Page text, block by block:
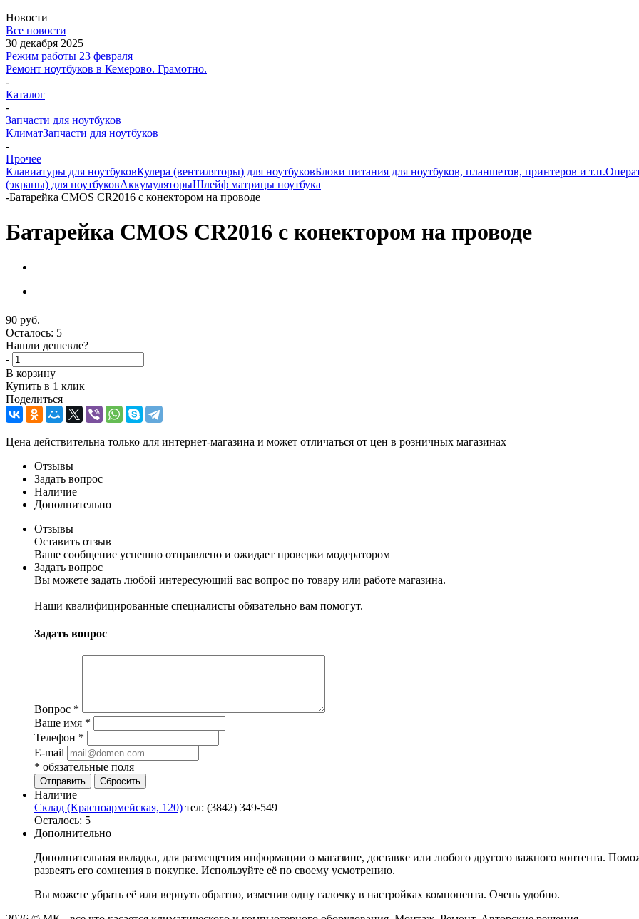
Новости
Все новости
30 декабря 2025
Режим работы 23 февраля
Ремонт ноутбуков в Кемерово. Грамотно.
-
Каталог
-
Запчасти для ноутбуков
КлиматЗапчасти для ноутбуков
-
Прочее
Клавиатуры для ноутбуковКулера (вентиляторы) для ноутбуковБлоки питания для ноутбуков, планшетов, принтеров и т.п.
(экраны) для ноутбуковАккумуляторыШлейф матрицы ноутбука
-Батарейка CMOS CR2016 с конектором на проводе
Батарейка CMOS CR2016 с конектором на проводе
90 руб.
Осталось: 5
Нашли дешевле?
-
+
В корзину
Купить в 1 клик
Поделиться
Цена действительна только для интернет-магазина и может отличаться от цен в розничных магазинах
Отзывы
Задать вопрос
Наличие
Дополнительно
Отзывы
Оставить отзыв
Ваше сообщение успешно отправлено и ожидает проверки модератором
Задать вопрос
Вы можете задать любой интересующий вас вопрос по товару или работе магазина.
Наши квалифицированные специалисты обязательно вам помогут.
Задать вопрос
Вопрос *
Ваше имя *
Телефон *
E-mail
* обязательные поля
Сбросить
Наличие
Склад (Красноармейская, 120) тел: (3842) 349-549
Осталось: 5
Дополнительно
Дополнительная вкладка, для размещения информации о магазине, доставке или любого другого важного контента.
развеять его сомнения в покупке. Используйте её по своему усмотрению.
Вы можете убрать её или вернуть обратно, изменив одну галочку в настройках компонента. Очень удобно.